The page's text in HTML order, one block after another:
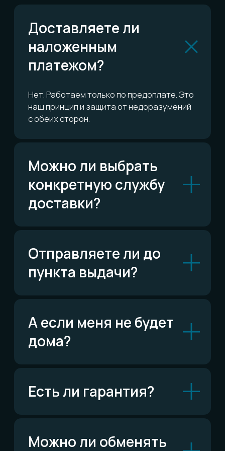
Сколько это всё
стоит?
ОСТАЛИСЬ ВОПРОСЫ?
Написать в Telegram
ВКонтакте
Возможно,